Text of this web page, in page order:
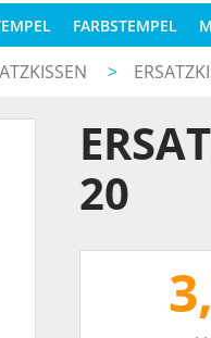
FARBSTEMPEL
STEMPELKISSEN
NACH TYPEN
NACH GRÖSSE
FÜR HOLZSTEMPEL
>
20